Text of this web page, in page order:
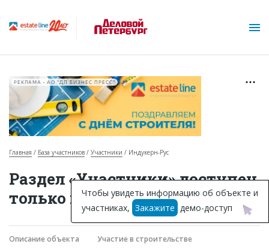
Горячие объекты
База строящихся объектов
Инвестпроекты
РЕКЛАМА • АО "ДП БИЗНЕС ПРЕСС"
Главная База участников Участники Индукерн-Рус
Раздел «Участники» доступен
только подписчикам
Описание объекта Участие в строительстве
Чтобы увидеть информацию об объекте и
участниках, Закажите демо-доступ